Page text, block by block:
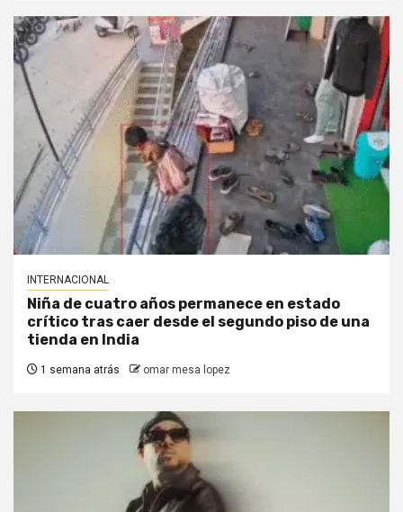
INTERNACIONAL
Niña de cuatro años permanece en estado
crítico tras caer desde el segundo piso de una
tienda en India
1 semana atrás omar mesa lopez